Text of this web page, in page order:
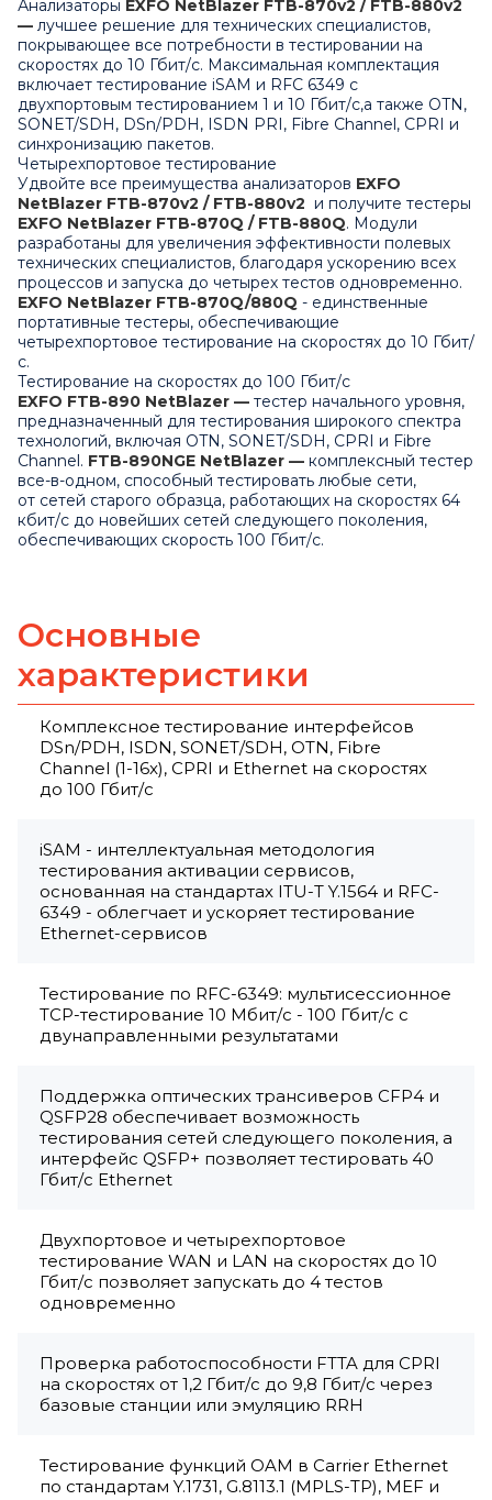
Анализаторы EXFO NetBlazer FTB-870v2 / FTB-880v2
— лучшее решение для технических специалистов,
покрывающее все потребности в тестировании на
скоростях до 10 Гбит/с. Максимальная комплектация
включает тестирование iSAM и RFC 6349 с
двухпортовым тестированием 1 и 10 Гбит/с,а также OTN,
SONET/SDH, DSn/PDH, ISDN PRI, Fibre Channel, CPRI и
синхронизацию пакетов.
Четырехпортовое тестирование
Удвойте все преимущества анализаторов EXFO
NetBlazer FTB-870v2 / FTB-880v2 и получите тестеры
EXFO NetBlazer FTB-870Q / FTB-880Q. Модули
разработаны для увеличения эффективности полевых
технических специалистов, благодаря ускорению всех
процессов и запуска до четырех тестов одновременно.
EXFO NetBlazer FTB-870Q/880Q - единственные
портативные тестеры, обеспечивающие
четырехпортовое тестирование на скоростях до 10 Гбит/
с.
Тестирование на скоростях до 100 Гбит/с
EXFO FTB-890 NetBlazer — тестер начального уровня,
предназначенный для тестирования широкого спектра
технологий, включая OTN, SONET/SDH, CPRI и Fibre
Channel. FTB-890NGE NetBlazer — комплексный тестер
все-в-одном, способный тестировать любые сети,
от сетей старого образца, работающих на скоростях 64
кбит/с до новейших сетей следующего поколения,
обеспечивающих скорость 100 Гбит/с.
Основные
характеристики
Комплексное тестирование интерфейсов
DSn/PDH, ISDN, SONET/SDH, OTN, Fibre
Channel (1-16x), CPRI и Ethernet на скоростях
до 100 Гбит/с
iSAM - интеллектуальная методология
тестирования активации сервисов,
основанная на стандартах ITU-T Y.1564 и RFC-
6349 - облегчает и ускоряет тестирование
Ethernet-сервисов
Тестирование по RFC-6349: мультисессионное
TCP-тестирование 10 Мбит/с - 100 Гбит/с с
двунаправленными результатами
Поддержка оптических трансиверов CFP4 и
QSFP28 обеспечивает возможность
тестирования сетей следующего поколения, а
интерфейс QSFP+ позволяет тестировать 40
Гбит/с Ethernet
Двухпортовое и четырехпортовое
тестирование WAN и LAN на скоростях до 10
Гбит/с позволяет запускать до 4 тестов
одновременно
Проверка работоспособности FTTA для CPRI
на скоростях от 1,2 Гбит/с до 9,8 Гбит/с через
базовые станции или эмуляцию RRH
Тестирование функций OAM в Carrier Ethernet
по стандартам Y.1731, G.8113.1 (MPLS-TP), MEF и